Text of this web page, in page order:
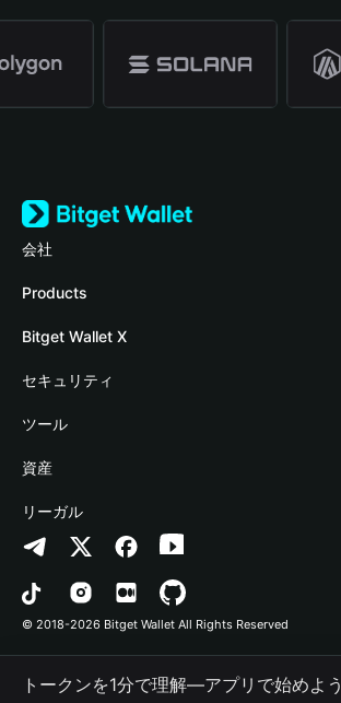
会社
Bitget Walletについて
ブログ
アカデミー
暗号資産ニュース
Help Center
お問い合わせ
ブランドリソース
キャリア
Products
Crypto Card
Stablecoin Earn
Payfi Crypto
Crypto Swap API
Altcoin Season Index
Prediction Markets
DApp
RWA
Bitget Wallet X
デベロッパー
ウォレットを接続
Bitget Wallet Pay
プロジェクトを掲載
セキュリティ
保護基金
セキュリティ技術
ツール
暗号資産を購入
認証検出
コントラクト検出
一括送金
資産
Arbitrum
Avalanche
Bitcoin
Polygon
リーガル
プライバシーポリシー
利用規約
© 2018-2026 Bitget Wallet All Rights Reserved
トークンを1分で理解―アプリで始めよう